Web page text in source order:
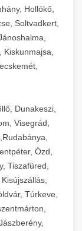
nagy
+
nagy
tisztítási
+
reszelési
+
és
catering
Hollókő,
Soltvadkert,
Dunakeszi,
Visegrád,
Ózd,
Tiszafüred,
Túrkeve,